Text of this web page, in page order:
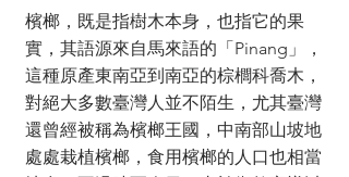
檳榔，既是指樹木本身，也指它的果
實，其語源來自馬來語的「Pinang」，
這種原產東南亞到南亞的棕櫚科喬木，
對絕大多數臺灣人並不陌生，尤其臺灣
還曾經被稱為檳榔王國，中南部山坡地
處處栽植檳榔，食用檳榔的人口也相當